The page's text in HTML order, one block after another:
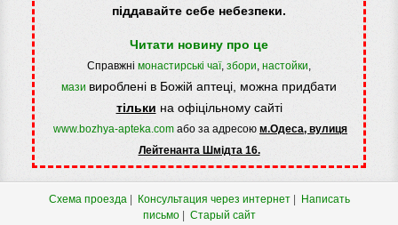
піддавайте себе небезпеки.
Читати новину про це
Справжні монастирські чаї, збори, настойки,
мази вироблені в Божій аптеці, можна придбати
тільки на офіцільному сайті
www.bozhya-apteka.com або за адресою м.Одеса, вулиця
Лейтенанта Шмідта 16.
Схема проезда| Консультация через интернет|
Написать
письмо| Старый сайт